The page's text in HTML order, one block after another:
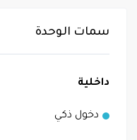
سمات الوحدة
داخلية
دخول ذكي